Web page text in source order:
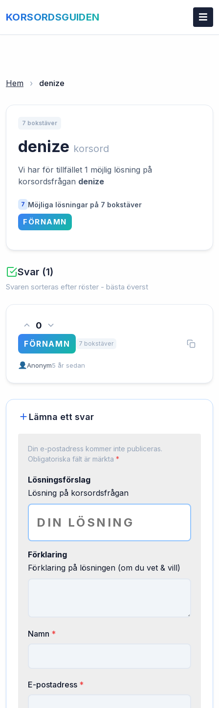
KORSORDSGUIDEN
Hem › denize
7 bokstäver
denize korsord
Vi har för tillfället 1 möjlig lösning på
korsordsfrågan denize
7 Möjliga lösningar på 7 bokstäver
FÖRNAMN
Svar (1)
Svaren sorteras efter röster - bästa överst
0
FÖRNAMN 7 bokstäver
Anonym5 år sedan
Lämna ett svar
Din e-postadress kommer inte publiceras.
Obligatoriska fält är märkta *
Lösningsförslag
Lösning på korsordsfrågan
Förklaring
Förklaring på lösningen (om du vet & vill)
Namn *
E-postadress *